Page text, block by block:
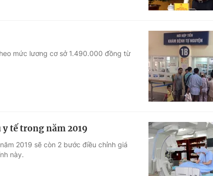
mức lương cơ sở 1.490.000 đồng từ
y tế trong năm 2019
2019 sẽ còn 2 bước điều chỉnh giá
này.